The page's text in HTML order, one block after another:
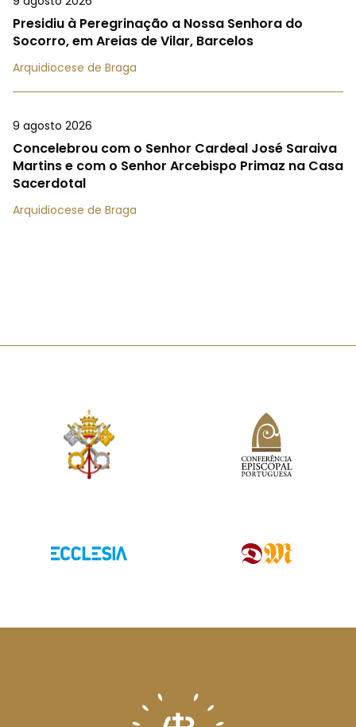
Presidiu à Peregrinação a Nossa Senhora do
Socorro, em Areias de Vilar, Barcelos
Arquidiocese de Braga
9 agosto 2026
Concelebrou com o Senhor Cardeal José Saraiva
Martins e com o Senhor Arcebispo Primaz na Casa
Sacerdotal
Arquidiocese de Braga